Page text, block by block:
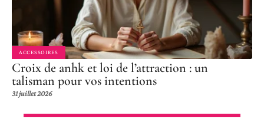
ACCESSOIRES
Croix de anhk et loi de l’attraction : un
talisman pour vos intentions
31 juillet 2026